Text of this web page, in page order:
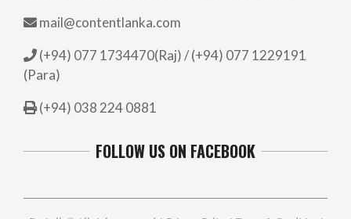
mail@contentlanka.com
(+94) 077 1734470(Raj) / (+94) 077 1229191
(Para)
(+94) 038 224 0881
FOLLOW US ON FACEBOOK